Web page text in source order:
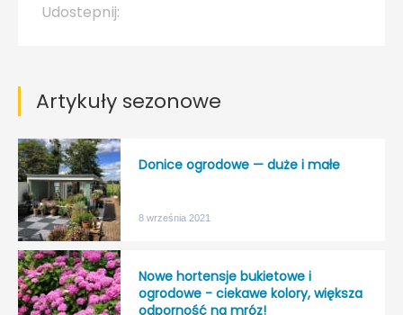
Udostepnij:
Artykuły sezonowe
Donice ogrodowe — duże i małe
8 września 2021
Nowe hortensje bukietowe i
ogrodowe - ciekawe kolory, większa
odporność na mróz!